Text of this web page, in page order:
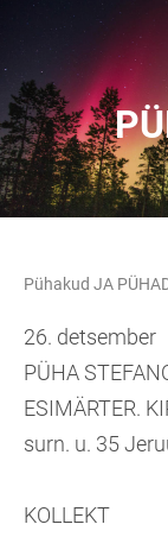
Pühakud JA
26. detsember
PÜHA
ESIMÄRTER.
surn. u. 35
KOLLEKT